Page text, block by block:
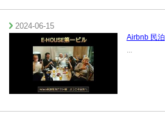
2024-06-15
Airbnb 民泊